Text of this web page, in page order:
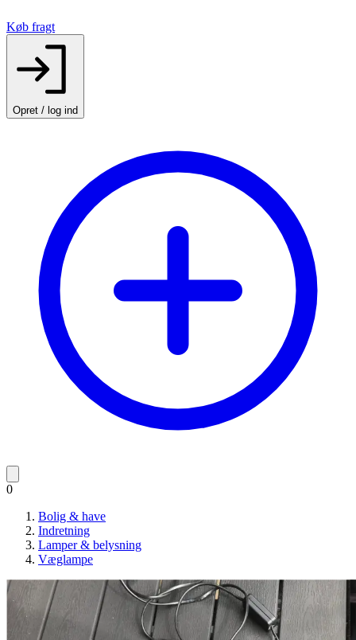
Køb fragt
Opret / log ind
0
Bolig & have
Indretning
Lamper & belysning
Væglampe